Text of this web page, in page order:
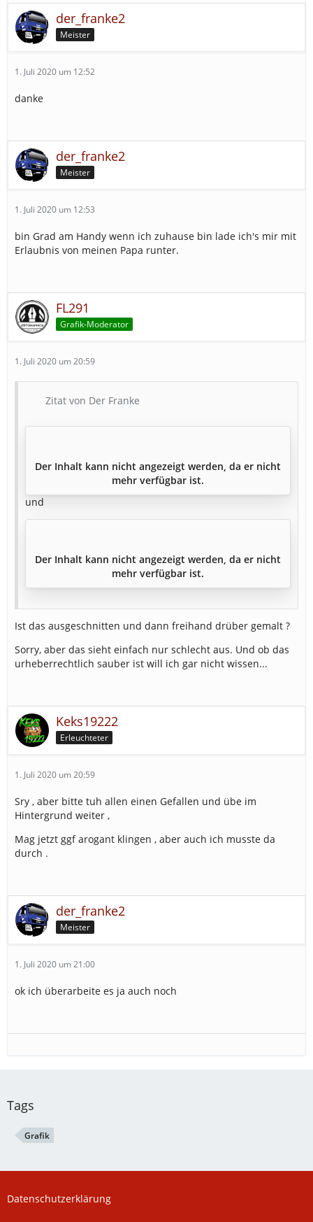
der_franke2
Meister
1. Juli 2020 um 12:52
danke
der_franke2
Meister
1. Juli 2020 um 12:53
bin Grad am Handy wenn ich zuhause bin lade ich's mir mit
Erlaubnis von meinen Papa runter.
FL291
Grafik-Moderator
1. Juli 2020 um 20:59
Zitat von Der Franke
Der Inhalt kann nicht angezeigt werden, da er nicht
mehr verfügbar ist.
und
Der Inhalt kann nicht angezeigt werden, da er nicht
mehr verfügbar ist.
Ist das ausgeschnitten und dann freihand drüber gemalt ?
Sorry, aber das sieht einfach nur schlecht aus. Und ob das
urheberrechtlich sauber ist will ich gar nicht wissen...
Keks19222
Erleuchteter
1. Juli 2020 um 20:59
Sry , aber bitte tuh allen einen Gefallen und übe im
Hintergrund weiter ,
Mag jetzt ggf arogant klingen , aber auch ich musste da
durch .
der_franke2
Meister
1. Juli 2020 um 21:00
ok ich überarbeite es ja auch noch
Tags
Grafik
Datenschutzerklärung